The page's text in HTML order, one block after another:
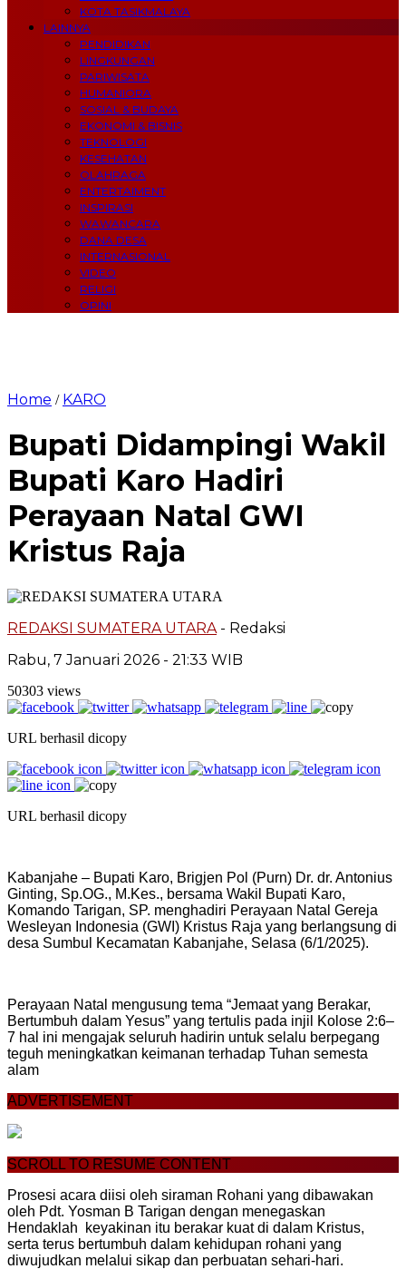
KOTA TASIKMALAYA
LAINNYA
PENDIDIKAN
LINGKUNGAN
PARIWISATA
HUMANIORA
SOSIAL & BUDAYA
EKONOMI & BISNIS
TEKNOLOGI
KESEHATAN
OLAHRAGA
ENTERTAIMENT
INSPIRASI
WAWANCARA
DANA DESA
INTERNASIONAL
VIDEO
RELIGI
OPINI
Home / KARO
Bupati Didampingi Wakil
Bupati Karo Hadiri
Perayaan Natal GWI
Kristus Raja
REDAKSI SUMATERA UTARA - Redaksi
Rabu, 7 Januari 2026 - 21:33 WIB
50303 views
URL berhasil dicopy
URL berhasil dicopy
Kabanjahe – Bupati Karo, Brigjen Pol (Purn) Dr. dr. Antonius
Ginting, Sp.OG., M.Kes., bersama Wakil Bupati Karo,
Komando Tarigan, SP. menghadiri Perayaan Natal Gereja
Wesleyan Indonesia (GWI) Kristus Raja yang berlangsung di
desa Sumbul Kecamatan Kabanjahe, Selasa (6/1/2025).
Perayaan Natal mengusung tema “Jemaat yang Berakar,
Bertumbuh dalam Yesus” yang tertulis pada injil Kolose 2:6–
7 hal ini mengajak seluruh hadirin untuk selalu berpegang
teguh meningkatkan keimanan terhadap Tuhan semesta
alam
ADVERTISEMENT
SCROLL TO RESUME CONTENT
Prosesi acara diisi oleh siraman Rohani yang dibawakan
oleh Pdt. Yosman B Tarigan dengan menegaskan
Hendaklah keyakinan itu berakar kuat di dalam Kristus,
serta terus bertumbuh dalam kehidupan rohani yang
diwujudkan melalui sikap dan perbuatan sehari-hari.